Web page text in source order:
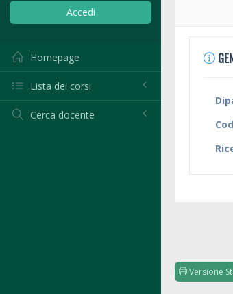
Homepage
Lista dei corsi
Cerca docente
Versione